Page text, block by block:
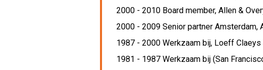
2000 - 2010 Board member, Allen &
2000 - 2009 Senior partner Amsterdam,
1987 - 2000 Werkzaam bij, Loeff Claeys
1981 - 1987 Werkzaam bij (San